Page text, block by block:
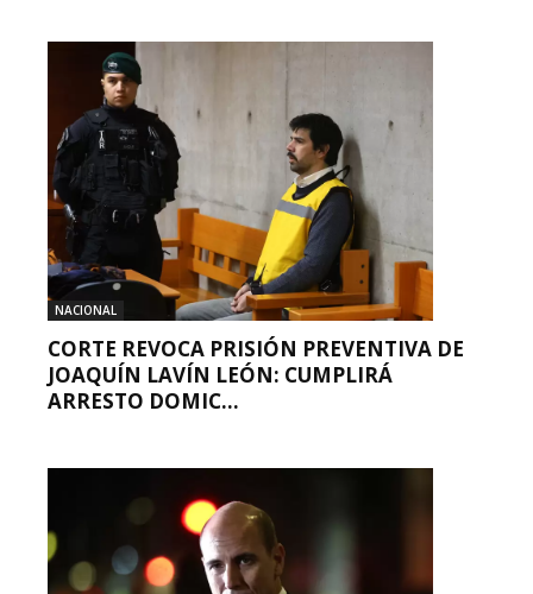
NACIONAL
CORTE REVOCA PRISIÓN PREVENTIVA DE
JOAQUÍN LAVÍN LEÓN: CUMPLIRÁ
ARRESTO DOMIC...